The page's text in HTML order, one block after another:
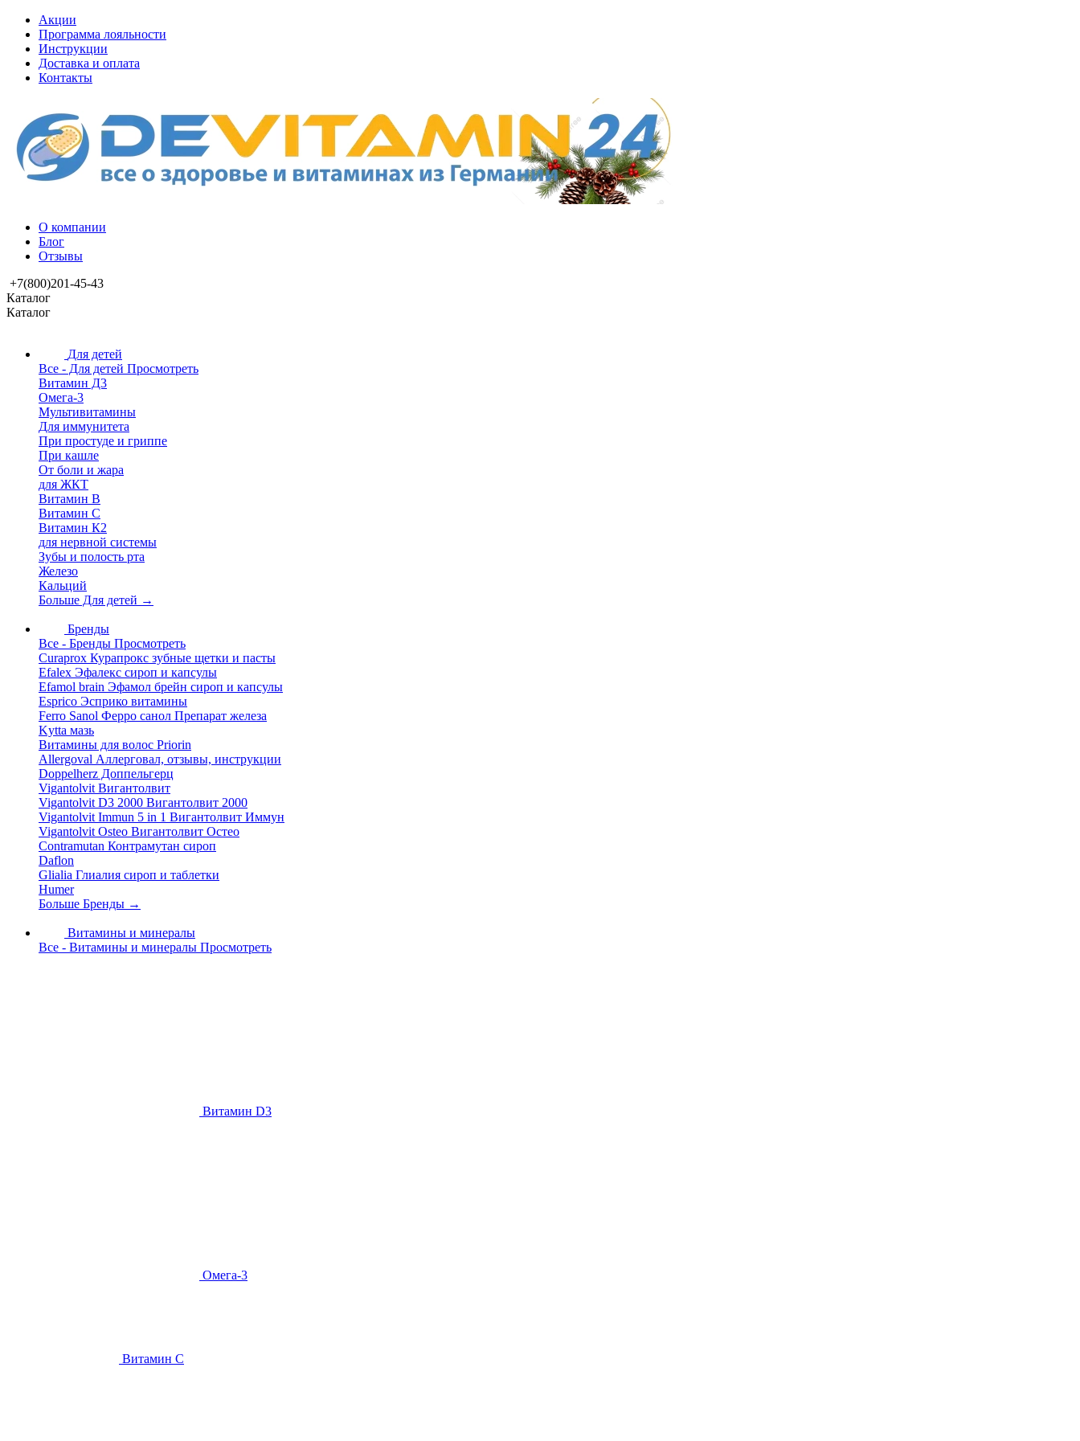
Акции
Программа лояльности
Инструкции
Доставка и оплата
Контакты
О компании
Блог
Отзывы
+7(800)201-45-43
Каталог
Каталог
Для детей
Все - Для детей Просмотреть
Витамин Д3
Омега-3
Мультивитамины
Для иммунитета
При простуде и гриппе
При кашле
От боли и жара
для ЖКТ
Витамин В
Витамин С
Витамин К2
для нервной системы
Зубы и полость рта
Железо
Кальций
Больше Для детей →
Бренды
Все - Бренды Просмотреть
Curaprox Курапрокс зубные щетки и пасты
Efalex Эфалекс сироп и капсулы
Efamol brain Эфамол брейн сироп и капсулы
Esprico Эсприко витамины
Ferro Sanol Ферро санол Препарат железа
Kytta мазь
Витамины для волос Priorin
Allergoval Аллерговал, отзывы, инструкции
Doppelherz Доппельгерц
Vigantolvit Вигантолвит
Vigantolvit D3 2000 Вигантолвит 2000
Vigantolvit Immun 5 in 1 Вигантолвит Иммун
Vigantolvit Osteo Вигантолвит Остео
Contramutan Контрамутан сироп
Daflon
Glialia Глиалия сироп и таблетки
Humer
Больше Бренды →
Витамины и минералы
Все - Витамины и минералы Просмотреть
Витамин D3
Омега-3
Витамин С